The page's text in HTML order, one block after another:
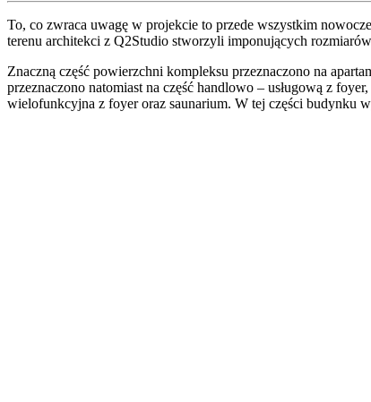
To, co zwraca uwagę w projekcie to przede wszystkim
terenu architekci z Q2Studio stworzyli imponujących
Znaczną część powierzchni kompleksu przeznaczono na
przeznaczono natomiast na część handlowo – usługową z
wielofunkcyjna z foyer oraz saunarium. W tej części budynku